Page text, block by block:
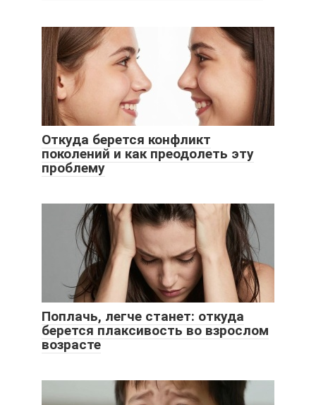
Откуда берется конфликт
поколений и как преодолеть эту
проблему
Поплачь, легче станет: откуда
берется плаксивость во взрослом
возрасте